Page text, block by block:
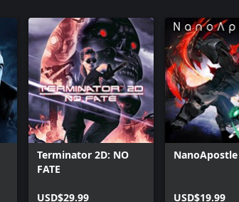
Terminator 2D: NO
FATE
USD$29.99
NanoApostle
USD$19.99